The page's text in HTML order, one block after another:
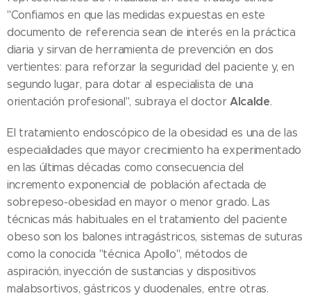
"Confiamos en que las medidas expuestas en este
documento de referencia sean de interés en la práctica
diaria y sirvan de herramienta de prevención en dos
vertientes: para reforzar la seguridad del paciente y, en
segundo lugar, para dotar al especialista de una
orientación profesional", subraya el doctorAlcalde.
El tratamiento endoscópico de la obesidad es una de las
especialidades que mayor crecimiento ha experimentado
en las últimas décadas como consecuencia del
incremento exponencial de población afectada de
sobrepeso-obesidad en mayor o menor grado. Las
técnicas más habituales en el tratamiento del paciente
obeso son los balones intragástricos, sistemas de suturas
como la conocida "técnica Apollo", métodos de
aspiración, inyección de sustancias y dispositivos
malabsortivos, gástricos y duodenales, entre otras.